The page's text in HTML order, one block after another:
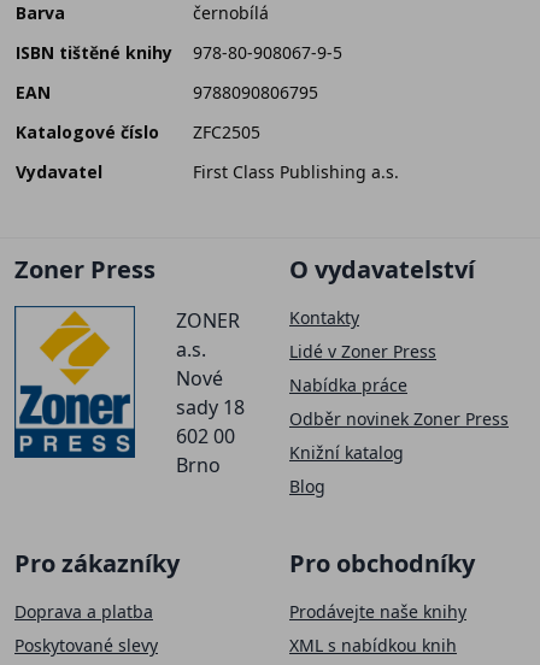
Barva
černobílá
ISBN tištěné knihy
978-80-908067-9-5
EAN
9788090806795
Katalogové číslo
ZFC2505
Vydavatel
First Class Publishing a.s.
Zoner Press
ZONER
a.s.
Nové
sady 18
602 00
Brno
O vydavatelství
Kontakty
Lidé v Zoner Press
Nabídka práce
Odběr novinek Zoner Press
Knižní katalog
Blog
Pro zákazníky
Doprava a platba
Poskytované slevy
Pro obchodníky
Prodávejte naše knihy
XML s nabídkou knih